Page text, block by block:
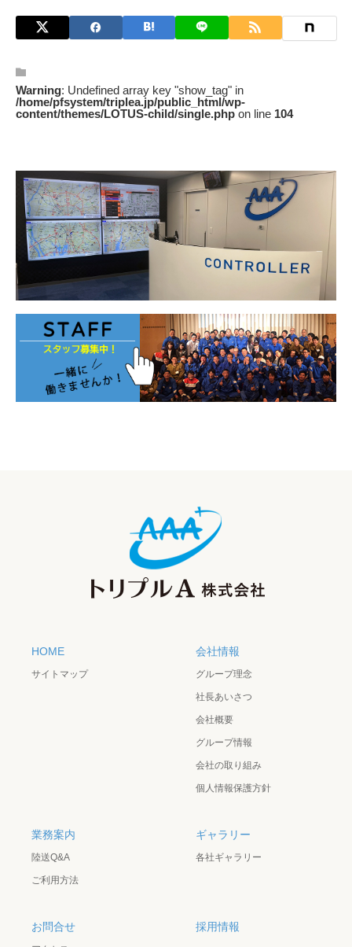
Warning: Undefined array key "show_tag" in
/home/pfsystem/triplea.jp/public_html/wp-
content/themes/LOTUS-child/single.php on line 104
HOME
サイトマップ
会社情報
グループ理念
社長あいさつ
会社概要
グループ情報
会社の取り組み
個人情報保護方針
業務案内
陸送Q&A
ご利用方法
ギャラリー
各社ギャラリー
お問合せ 採用情報